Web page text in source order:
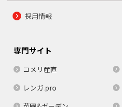
採用情報
専門サイト
コメリ産直
レンガ.pro